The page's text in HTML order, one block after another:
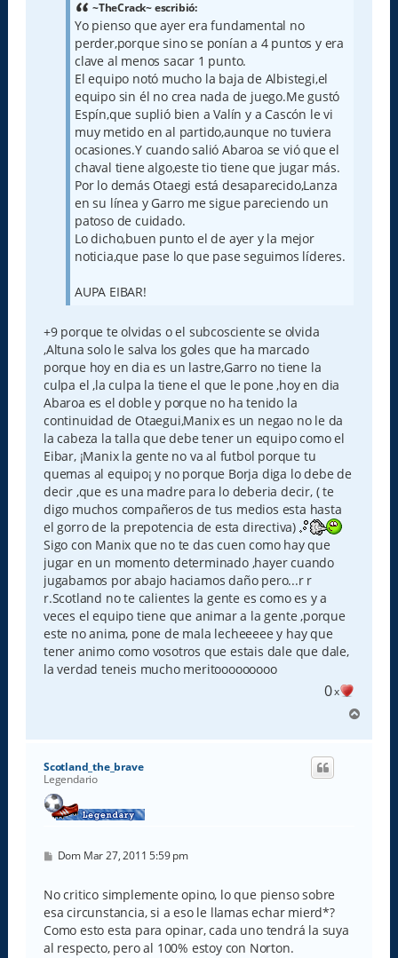
~TheCrack~ escribió:
Yo pienso que ayer era fundamental no
perder,porque sino se ponían a 4 puntos y era
clave al menos sacar 1 punto.
El equipo notó mucho la baja de Albistegi,el
equipo sin él no crea nada de juego.Me gustó
Espín,que suplió bien a Valín y a Cascón le vi
muy metido en al partido,aunque no tuviera
ocasiones.Y cuando salió Abaroa se vió que el
chaval tiene algo,este tio tiene que jugar más.
Por lo demás Otaegi está desaparecido,Lanza
en su línea y Garro me sigue pareciendo un
patoso de cuidado.
Lo dicho,buen punto el de ayer y la mejor
noticia,que pase lo que pase seguimos líderes.
AUPA EIBAR!
+9 porque te olvidas o el subcosciente se olvida
,Altuna solo le salva los goles que ha marcado
porque hoy en dia es un lastre,Garro no tiene la
culpa el ,la culpa la tiene el que le pone ,hoy en dia
Abaroa es el doble y porque no ha tenido la
continuidad de Otaegui,Manix es un negao no le da
la cabeza la talla que debe tener un equipo como el
Eibar, ¡Manix la gente no va al futbol porque tu
quemas al equipo¡ y no porque Borja diga lo debe de
decir ,que es una madre para lo deberia decir, ( te
digo muchos compañeros de tus medios esta hasta
el gorro de la prepotencia de esta directiva)
Sigo con Manix que no te das cuen como hay que
jugar en un momento determinado ,hayer cuando
jugabamos por abajo haciamos daño pero...r r
r.Scotland no te calientes la gente es como es y a
veces el equipo tiene que animar a la gente ,porque
este no anima, pone de mala lecheeeee y hay que
tener animo como vosotros que estais dale que dale,
la verdad teneis mucho meritooooooooo
0x
r
Scotland_the_brave
Legendario
M
s
a
j
e
Dom Mar 27, 2011 5:59 pm
No critico simplemente opino, lo que pienso sobre
esa circunstancia, si a eso le llamas echar mierd*?
Como esto esta para opinar, cada uno tendrá la suya
al respecto, pero al 100% estoy con Norton.